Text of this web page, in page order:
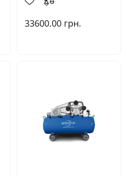
33600.00 грн.